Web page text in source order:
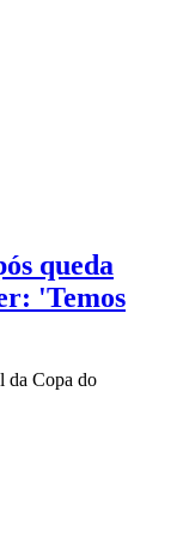
queda
'Temos
da Copa do